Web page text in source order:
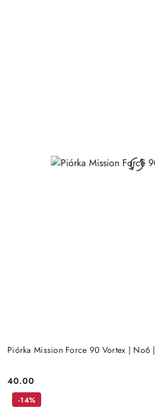
Piórka Mission Force 90 Vortex | No6 |
Cena:
40.00
-14%